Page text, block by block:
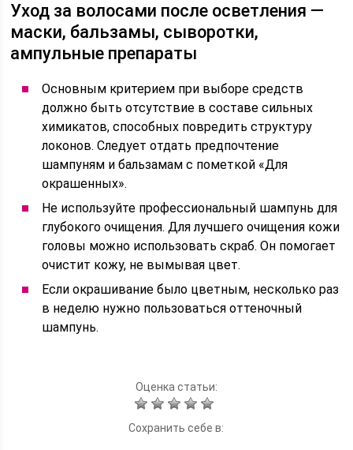
Уход за волосами после осветления —
маски, бальзамы, сыворотки,
ампульные препараты
Основным критерием при выборе средств
должно быть отсутствие в составе сильных
химикатов, способных повредить структуру
локонов. Следует отдать предпочтение
шампуням и бальзамам с пометкой «Для
окрашенных».
Не используйте профессиональный шампунь для
глубокого очищения. Для лучшего очищения кожи
головы можно использовать скраб. Он помогает
очистит кожу, не вымывая цвет.
Если окрашивание было цветным, несколько раз
в неделю нужно пользоваться оттеночный
шампунь.
Оценка статьи:
Сохранить себе в: